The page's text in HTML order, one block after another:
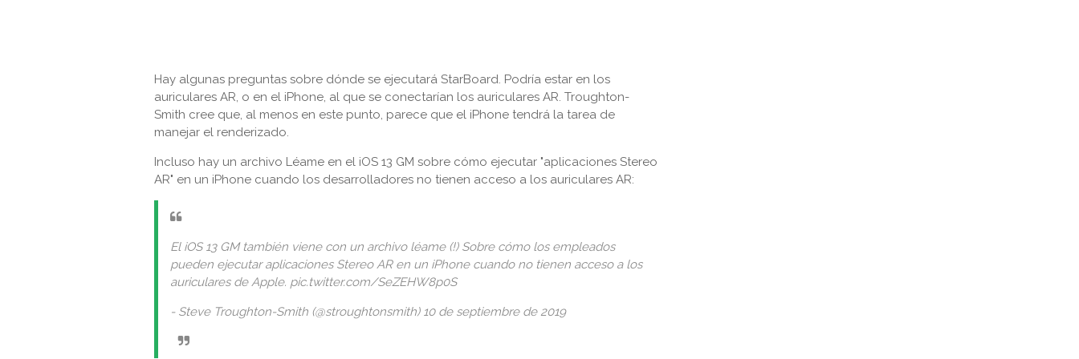
Hay algunas preguntas sobre dónde se ejecutará StarBoard. Podría estar en los
auriculares AR, o en el iPhone, al que se conectarían los auriculares AR. Troughton-
Smith cree que, al menos en este punto, parece que el iPhone tendrá la tarea de
manejar el renderizado.
Incluso hay un archivo Léame en el iOS 13 GM sobre cómo ejecutar "aplicaciones Stereo
AR" en un iPhone cuando los desarrolladores no tienen acceso a los auriculares AR:
El iOS 13 GM también viene con un archivo léame (!) Sobre cómo los empleados
pueden ejecutar aplicaciones Stereo AR en un iPhone cuando no tienen acceso a los
auriculares de Apple. pic.twitter.com/SeZEHW8p0S
- Steve Troughton-Smith (@stroughtonsmith) 10 de septiembre de 2019